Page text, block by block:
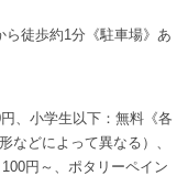
ら徒歩約1分《駐車場》あ
、小学生以下：無料《各
などによって異なる）、
円～、ポタリーペイン